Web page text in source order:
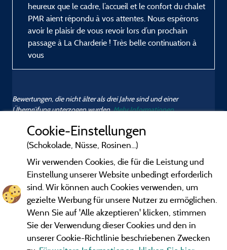
heureux que le cadre, l’accueil et le confort du chalet
PMR aient répondu à vos attentes. Nous espérons
avoir le plaisir de vous revoir lors d’un prochain
passage à La Charderie ! Très belle continuation à
vous
Bewertungen, die nicht älter als drei Jahre sind und einer
Überprüfung unterzogen wurden.Mehr Informationen
Cookie-Einstellungen
(Schokolade, Nüsse, Rosinen...)
Wir verwenden Cookies, die für die Leistung und
Einstellung unserer Website unbedingt erforderlich
sind. Wir können auch Cookies verwenden, um
gezielte Werbung für unsere Nutzer zu ermöglichen.
Wenn Sie auf 'Alle akzeptieren' klicken, stimmen
Sie der Verwendung dieser Cookies und den in
unserer Cookie-Richtlinie beschriebenen Zwecken